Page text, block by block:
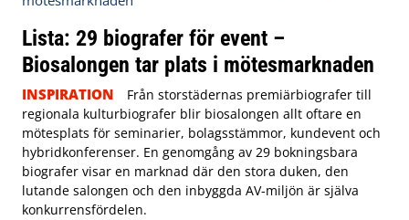
Lista: 29 biografer för event –
Biosalongen tar plats i mötesmarknaden
INSPIRATION
Från storstädernas premiärbiografer till
regionala kulturbiografer blir biosalongen allt oftare en
mötesplats för seminarier, bolagsstämmor, kundevent och
hybridkonferenser. En genomgång av 29 bokningsbara
biografer visar en marknad där den stora duken, den
lutande salongen och den inbyggda AV-miljön är själva
konkurrensfördelen.